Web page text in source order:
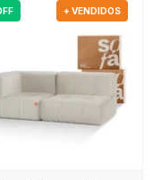
+ VENDIDOS